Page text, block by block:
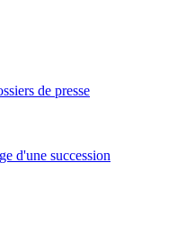
de presse
d'une succession